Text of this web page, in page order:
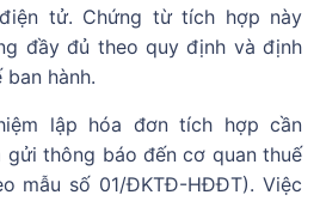
tử. Chứng từ tích hợp này
đầy đủ theo quy định và định
hành.
lập hóa đơn tích hợp cần
thông báo đến cơ quan thuế
mẫu số 01/ĐKTĐ-HĐĐT). Việc